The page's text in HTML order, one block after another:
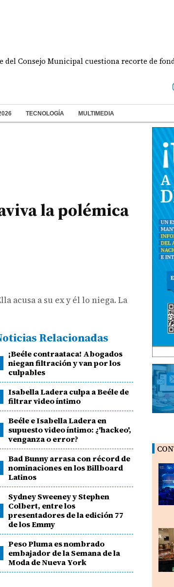
Municipal cuestiona recorte de fondos
TECNOLOGÍA MULTIMEDIA
la polémica
acusa a su ex y él lo niega. La
Relacionadas
¡Beéle contraataca! Abogados
niegan filtración y van por los
culpables
Isabella Ladera culpa a Beéle de
filtrar video íntimo
Beéle e Isabella Ladera en
supuesto video íntimo: ¿'hackeo',
venganza o error?
Bad Bunny arrasa con récord de
nominaciones en los Billboard
Latinos
Sydney Sweeney y Stephen
Colbert, entre los
presentadores de la edición 77
de los Emmy
Peso Pluma es nombrado
embajador de la Semana de la
Moda de Nueva York